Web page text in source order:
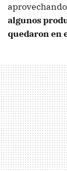
algunos
quedaron en